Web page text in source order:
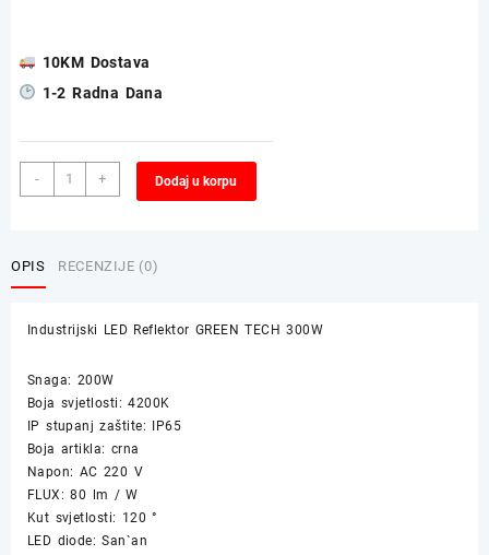
10KM Dostava
1-2 Radna Dana
-
Industrijski
LED
TECH
+ Dodaj u korpu
OPIS RECENZIJE (0)
Industrijski LED Reflektor GREEN TECH 300W
Snaga: 200W
Boja svjetlosti: 4200K
IP stupanj zaštite: IP65
Boja artikla: crna
Napon: AC 220 V
FLUX: 80 lm / W
Kut svjetlosti: 120 °
LED diode: San`an